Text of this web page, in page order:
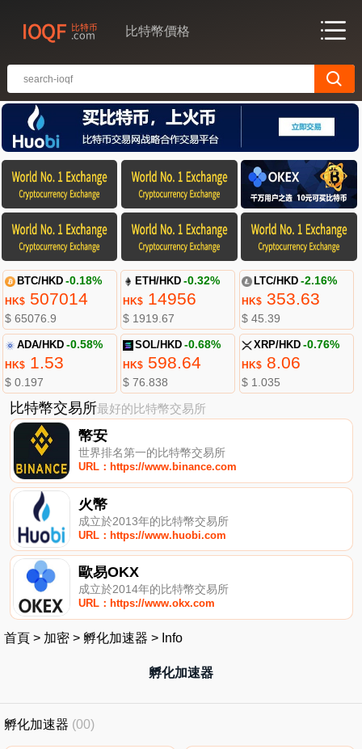
比特幣價格
BTC/HKD -0.18%
HK$507014
$ 65076.9
ETH/HKD -0.32%
HK$ 14956
$ 1919.67
LTC/HKD -2.16%
HK$353.63
$ 45.39
ADA/HKD -0.58%
HK$1.53
$ 0.197
SOL/HKD -0.68%
HK$ 598.64
$ 76.838
XRP/HKD -0.76%
HK$8.06
$ 1.035
比特幣交易所最好的比特幣交易所
幣安
世界排名第一的比特幣交易所
URL：https://www.binance.com
火幣
成立於2013年的比特幣交易所
URL：https://www.huobi.com
歐易OKX
成立於2014年的比特幣交易所
URL：https://www.okx.com
首頁 > 加密 > 孵化加速器 > Info
孵化加速器
孵化加速器 (00)